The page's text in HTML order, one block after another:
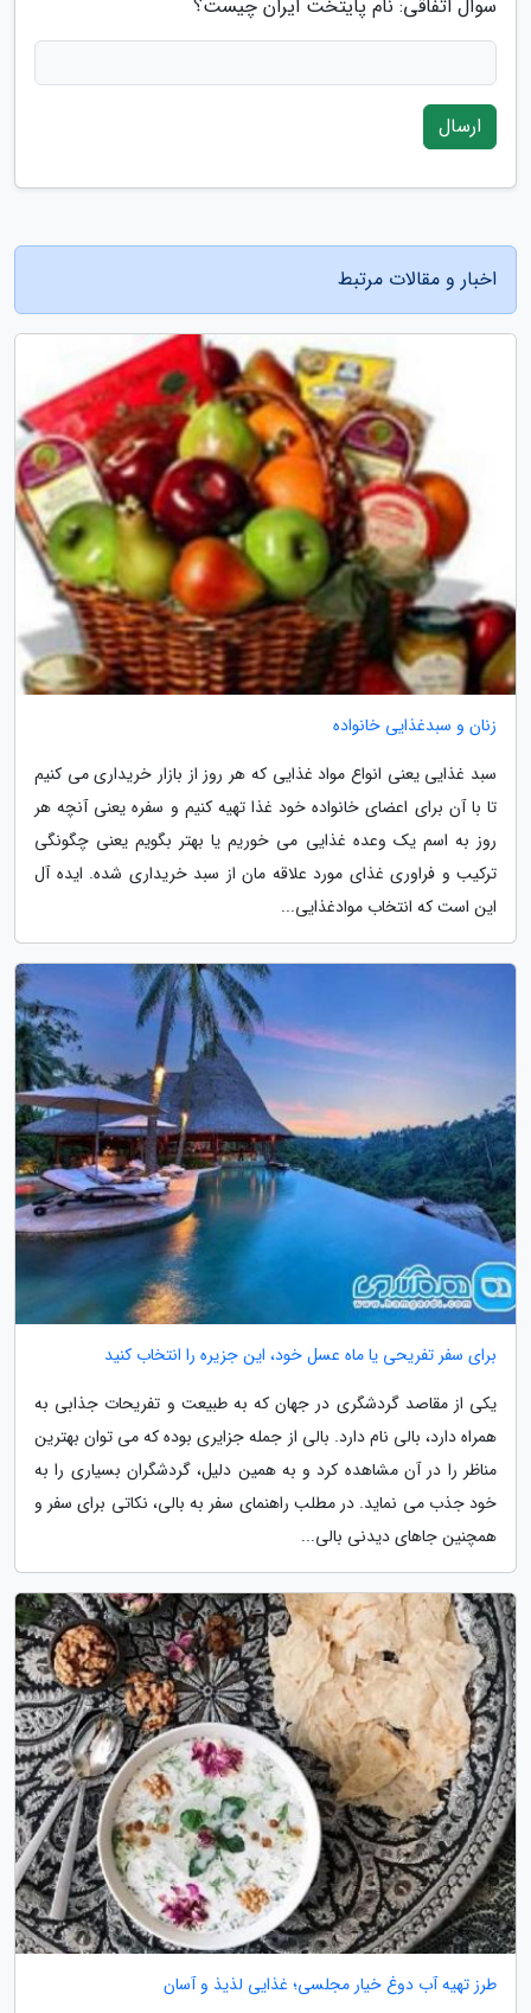
سوال اتفاقی: نام پایتخت ایران چیست؟
ارسال
اخبار و مقالات مرتبط
زنان و سبدغذایی خانواده
سبد غذایی یعنی انواع مواد غذایی که هر روز از بازار خریداری می کنیم
تا با آن برای اعضای خانواده خود غذا تهیه کنیم و سفره یعنی آنچه هر
روز به اسم یک وعده غذایی می خوریم یا بهتر بگویم یعنی چگونگی
ترکیب و فراوری غذای مورد علاقه مان از سبد خریداری شده. ایده آل
این است که انتخاب موادغذایی...
برای سفر تفریحی یا ماه عسل خود، این جزیره را انتخاب کنید
یکی از مقاصد گردشگری در جهان که به طبیعت و تفریحات جذابی به
همراه دارد، بالی نام دارد. بالی از جمله جزایری بوده که می توان بهترین
مناظر را در آن مشاهده کرد و به همین دلیل، گردشگران بسیاری را به
خود جذب می نماید. در مطلب راهنمای سفر به بالی، نکاتی برای سفر و
همچنین جاهای دیدنی بالی...
طرز تهیه آب دوغ خیار مجلسی؛ غذایی لذیذ و آسان